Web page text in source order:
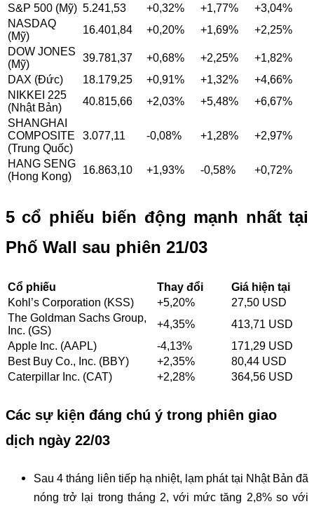
S&P 500 (Mỹ) 5.241,53 +0,32% +1,77%
+3,04%
NASDAQ
(Mỹ)
16.401,84 +0,20% +1,69%
+2,25%
DOW JONES
(Mỹ)
39.781,37 +0,68% +2,25%
+1,82%
DAX (Đức)
18.179,25 +0,91% +1,32%
+4,66%
NIKKEI 225
(Nhật Bản)
40.815,66 +2,03% +5,48%
+6,67%
SHANGHAI
COMPOSITE
(Trung Quốc)
3.077,11 -0,08% +1,28% +2,97%
HANG SENG
(Hong Kong)
16.863,10 +1,93% -0,58% +0,72%
5 cổ phiếu biến động mạnh nhất tại
Phố Wall sau phiên 21/03
Cổ phiếu Thay đổi
Giá hiện tại
Kohl’s Corporation (KSS)
+5,20%
27,50 USD
The Goldman Sachs Group,
Inc. (GS)
+4,35%
413,71 USD
Apple Inc. (AAPL)
-4,13%
171,29 USD
Best Buy Co., Inc. (BBY)
+2,35%
80,44 USD
Caterpillar Inc. (CAT)
+2,28% 364,56 USD
Các sự kiện đáng chú ý trong phiên giao
dịch ngày 22/03
Sau 4 tháng liên tiếp hạ nhiệt, lạm phát tại Nhật Bản đã
nóng trở lại trong tháng 2, với mức tăng 2,8% so với